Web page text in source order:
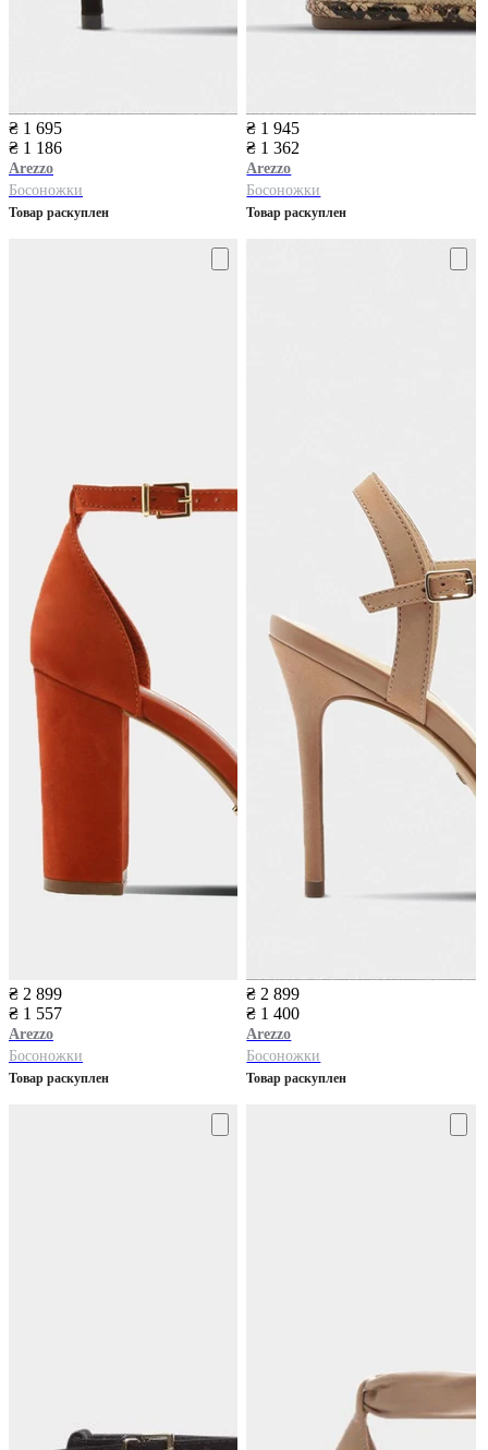
₴ 1 695
₴ 1 186
Arezzo
Босоножки
Товар раскуплен
₴ 1 945
₴ 1 362
Arezzo
Босоножки
Товар раскуплен
₴ 2 899
₴ 1 557
Arezzo
Босоножки
Товар раскуплен
₴ 2 899
₴ 1 400
Arezzo
Босоножки
Товар раскуплен